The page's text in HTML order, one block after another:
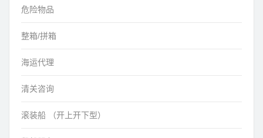
危险物品
整箱/拼箱
海运代理
清关咨询
滚装船 （开上开下型）